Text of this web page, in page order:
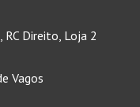
RC Direito, Loja 2
Vagos